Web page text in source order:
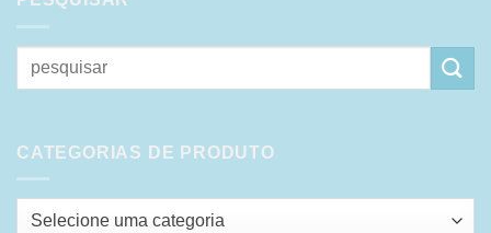
Pesquisar
por:
CATEGORIAS DE PRODUTO
Selecione uma categoria